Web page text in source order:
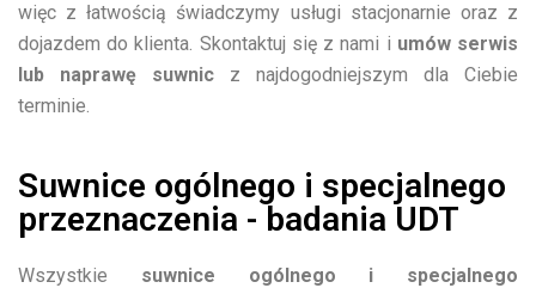
więc z łatwością świadczymy usługi stacjonarnie oraz z
dojazdem do klienta. Skontaktuj się z nami i umów serwis
lub naprawę suwnic z najdogodniejszym dla Ciebie
terminie.
Suwnice ogólnego i specjalnego
przeznaczenia - badania UDT
Wszystkie suwnice ogólnego i specjalnego